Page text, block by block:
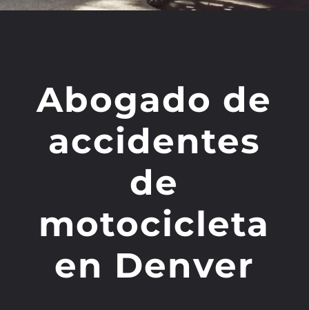
Abogado de
accidentes
de
motocicleta
en Denver